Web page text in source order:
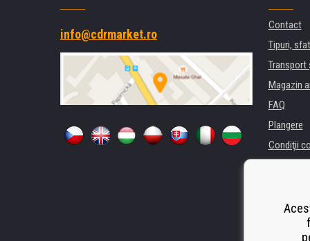
info@cdrmarket.ro
Contact
Tipuri,
Transport
Magazin
FAQ
Plangere
Condiţii